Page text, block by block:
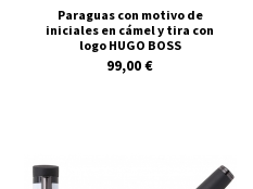
Paraguas con motivo de
iniciales en cámel y tira con
logo HUGO BOSS
99,00 €